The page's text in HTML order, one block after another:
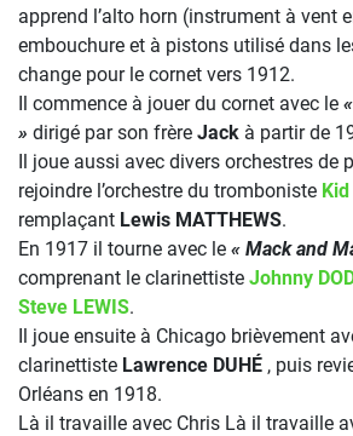
apprend l’alto horn (instrument à vent
embouchure et à pistons utilisé dans
change pour le cornet vers 1912.
Il commence à jouer du cornet avec le
» dirigé par son frère Jack à partir de
Il joue aussi avec divers orchestres de
rejoindre l’orchestre du tromboniste Kid
remplaçant Lewis MATTHEWS.
En 1917 il tourne avec le « Mack and
comprenant le clarinettiste Johnny
Steve LEWIS.
Il joue ensuite à Chicago brièvement
clarinettiste Lawrence DUHÉ , puis
Orléans en 1918.
Là il travaille avec Chris Là il travaille